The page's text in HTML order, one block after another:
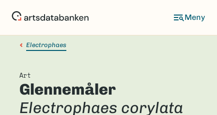
Electrophaes
Art
Glennemåler
Electrophaes corylata